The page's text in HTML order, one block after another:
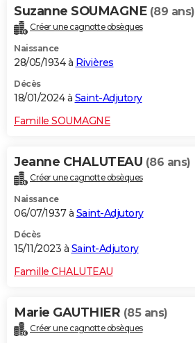
Dictionnaire
Biographies
Citations
Expressions
Proverbes
PROGRAMME TV
COPAINS D'AVANT
S'inscrire
Se connecter
Lycées
Collèges
Primaires
Universités
Entreprises
Service militaire
Avis de recherche
AVIS DE DÉCÈS
Suzanne SOUMAGNE (89 ans)
Créer une cagnotte obsèques
Naissance
28/05/1934 à Rivières
Décès
18/01/2024 à Saint-Adjutory
Famille SOUMAGNE
Jeanne CHALUTEAU (86 ans)
Créer une cagnotte obsèques
Naissance
06/07/1937 à Saint-Adjutory
Décès
15/11/2023 à Saint-Adjutory
Famille CHALUTEAU
Marie GAUTHIER (85 ans)
Créer une cagnotte obsèques